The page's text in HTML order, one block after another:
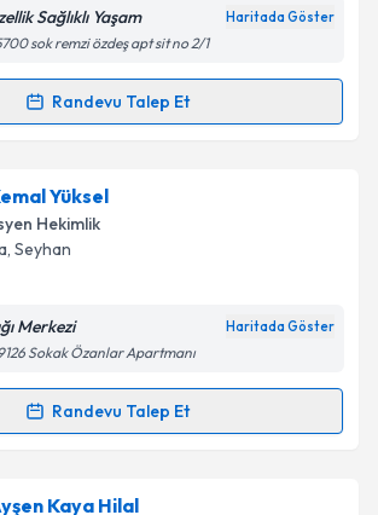
verilerimin işlenmesine ilişkin
Aydınlatma
okudum ve kişisel verilerimin belirtilen
işlenmesini kabul ediyorum.
Sağlıklı Yaşam Haritada Göster
sok remzi özdeş apt sit no 2/1
Randevu Talep Et
Takvimi Talebi
Mutluiçin randevu takvimi talebi oluşturun.
randevu almanız için bir takvim
e-posta ile bilgilendireceğiz.
verilerimin işlenmesine ilişkin
okudum ve kişisel verilerimin belirtilen
Yüksel
Hekimlik
, Seyhan
Merkezi Haritada Göster
Sokak Özanlar Apartmanı
Randevu Talep Et
Takvimi Talebi
Yükseliçin randevu takvimi talebi
Kaya Hilal